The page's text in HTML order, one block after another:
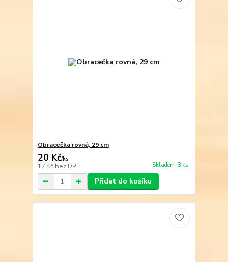
Obracečka rovná, 29 cm
20 Kč/ks
17 Kč bez DPH Skladem 8 ks
Přidat do košíku